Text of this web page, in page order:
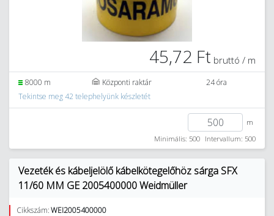
45,72 Ft bruttó / m
8000 m Központi raktár
24 óra
Tekintse meg 42 telephelyünk készletét
m
Minimális: 500 Intervallum: 500
Vezeték és kábeljelölő kábelkötegelőhöz sárga SFX
11/60 MM GE 2005400000 Weidmüller
Cikkszám:WEI2005400000